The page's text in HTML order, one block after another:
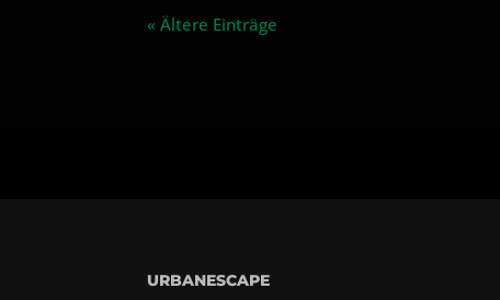
« Ältere Einträge
URBANESCAPE